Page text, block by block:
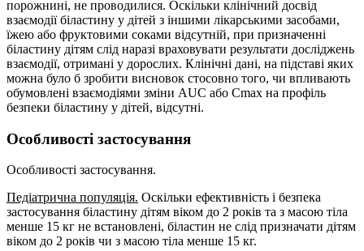
порожнині, не проводилися. Оскільки клінічний досвід
взаємодії біластину у дітей з іншими лікарськими засобами,
їжею або фруктовими соками відсутній, при призначенні
біластину дітям слід наразі враховувати результати досліджень
взаємодії, отримані у дорослих. Клінічні дані, на підставі яких
можна було б зробити висновок стосовно того, чи впливають
обумовлені взаємодіями зміни AUC або Cmax на профіль
безпеки біластину у дітей, відсутні.
Особливості застосування
Особливості застосування.
Педіатрична популяція. Оскільки ефективність і безпека
застосування біластину дітям віком до 2 років та з масою тіла
менше 15 кг не встановлені, біластин не слід призначати дітям
віком до 2 років чи з масою тіла менше 15 кг.